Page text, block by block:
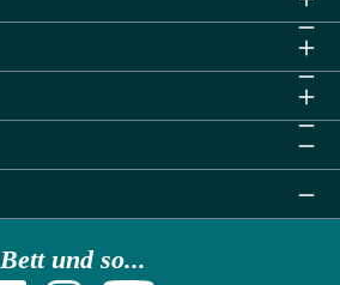
Bett und so...